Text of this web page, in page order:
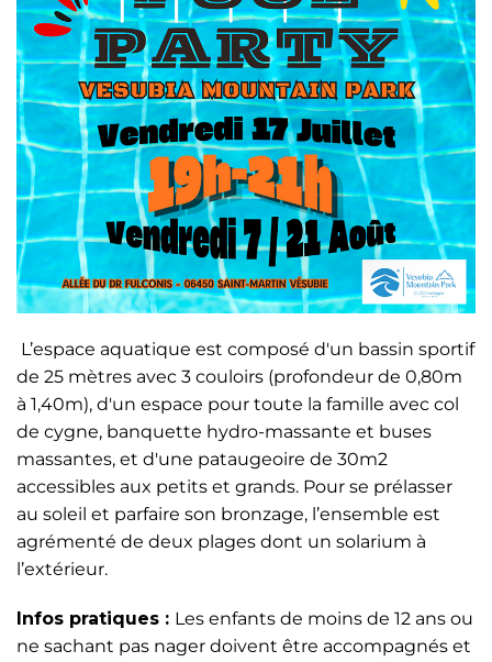
L’espace aquatique est composé d'un bassin sportif
de 25 mètres avec 3 couloirs (profondeur de 0,80m
à 1,40m), d'un espace pour toute la famille avec col
de cygne, banquette hydro-massante et buses
massantes, et d'une pataugeoire de 30m2
accessibles aux petits et grands. Pour se prélasser
au soleil et parfaire son bronzage, l’ensemble est
agrémenté de deux plages dont un solarium à
l’extérieur.
Infos pratiques : Les enfants de moins de 12 ans ou
ne sachant pas nager doivent être accompagnés et